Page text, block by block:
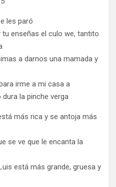
les paró
enseñas el culo we, tantito
a darnos una mamada y
irme a mi casa a
la pinche verga
más rica y se antoja más
se ve que le encanta la
está más grande, gruesa y